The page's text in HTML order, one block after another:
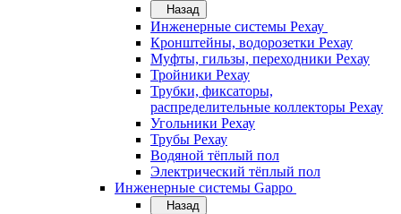
Назад
Инженерные системы Рехау
Кронштейны, водорозетки Рехау
Муфты, гильзы, переходники Рехау
Тройники Рехау
Трубки, фиксаторы,
распределительные коллекторы Рехау
Угольники Рехау
Трубы Рехау
Водяной тёплый пол
Электрический тёплый пол
Инженерные системы Gappo
Назад